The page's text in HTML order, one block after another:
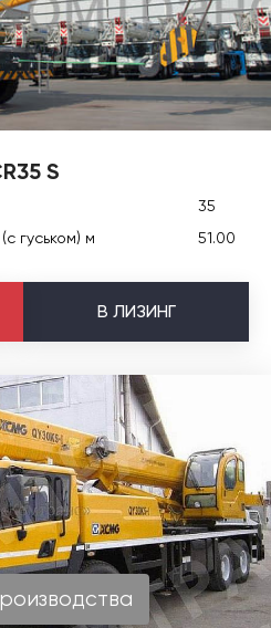
S
35
гуськом) м
51.00
В ЛИЗИНГ